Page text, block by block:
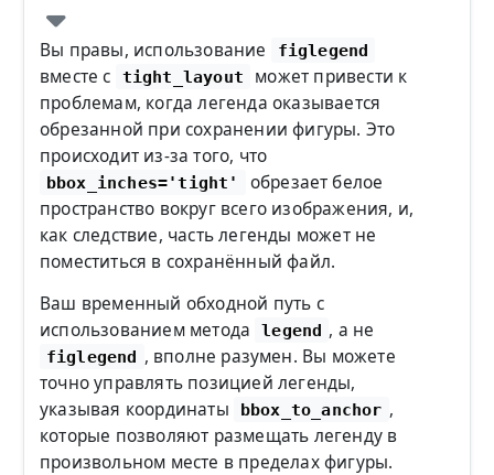
Вы правы, использование figlegend
вместе с tight_layout
может привести к
проблемам, когда легенда оказывается
обрезанной при сохранении фигуры. Это
происходит из-за того, что
bbox_inches='tight'
обрезает белое
пространство вокруг всего изображения, и,
как следствие, часть легенды может не
поместиться в сохранённый файл.
Ваш временный обходной путь с
использованием метода
legend , а не
figlegend , вполне разумен. Вы можете
точно управлять позицией легенды,
указывая координаты
bbox_to_anchor ,
которые позволяют размещать легенду в
произвольном месте в пределах фигуры.